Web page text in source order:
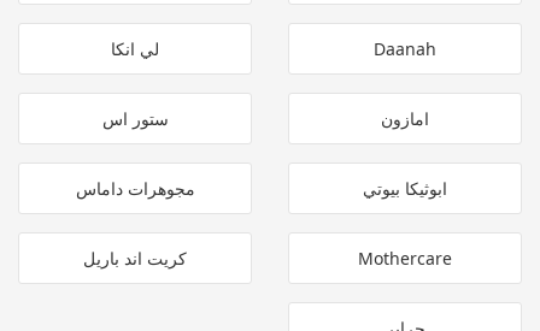
Daanah لي انكا
امازون ستور اس
ابوثيكا بيوتي مجوهرات داماس
Mothercare كريت اند باريل